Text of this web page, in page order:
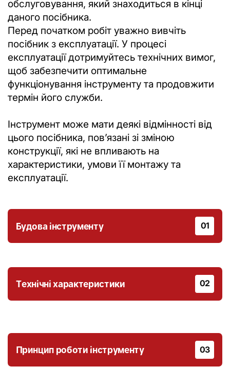
обслуговування, який знаходиться в кінці
даного посібника.
Перед початком робіт уважно вивчіть
посібник з експлуатації. У процесі
експлуатації дотримуйтесь технічних вимог,
щоб забезпечити оптимальне
функціонування інструменту та продовжити
термін його служби.
Інструмент може мати деякі відмінності від
цього посібника, повʼязані зі зміною
конструкції, які не впливають на
характеристики, умови її монтажу та
експлуатації.
Будова інструменту 01
Технічні характеристики 02
Принцип роботи інструменту 03